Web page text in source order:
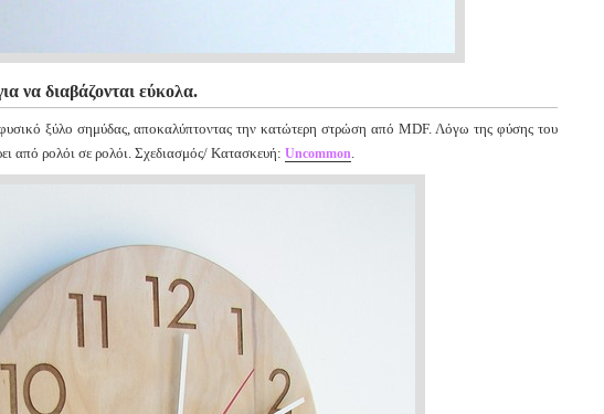
να διαβάζονται εύκολα.
ξύλο σημύδας, αποκαλύπτοντας την κατώτερη στρώση από MDF. Λόγω της φύσης του
από ρολόι σε ρολόι. Σχεδιασμός/ Κατασκευή: Uncommon.